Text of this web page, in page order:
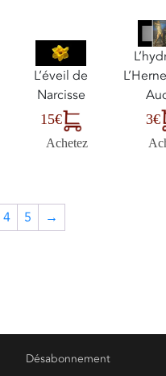
L’éveil de
Narcisse
15€
Achetez
3€
4 5 →
Désabonnement